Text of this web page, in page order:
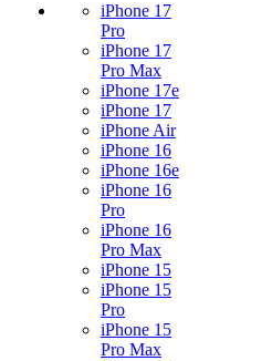
iPhone 17
Pro
iPhone 17
Pro Max
iPhone 17e
iPhone 17
iPhone Air
iPhone 16
iPhone 16e
iPhone 16
Pro
iPhone 16
Pro Max
iPhone 15
iPhone 15
Pro
iPhone 15
Pro Max